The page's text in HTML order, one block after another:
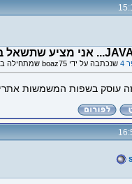
4 שנכתבה על ידי boaz75 שמתחילה ב "תודה על התגובה ! אני לא חושב..."
עוסק בשפות המשמשות